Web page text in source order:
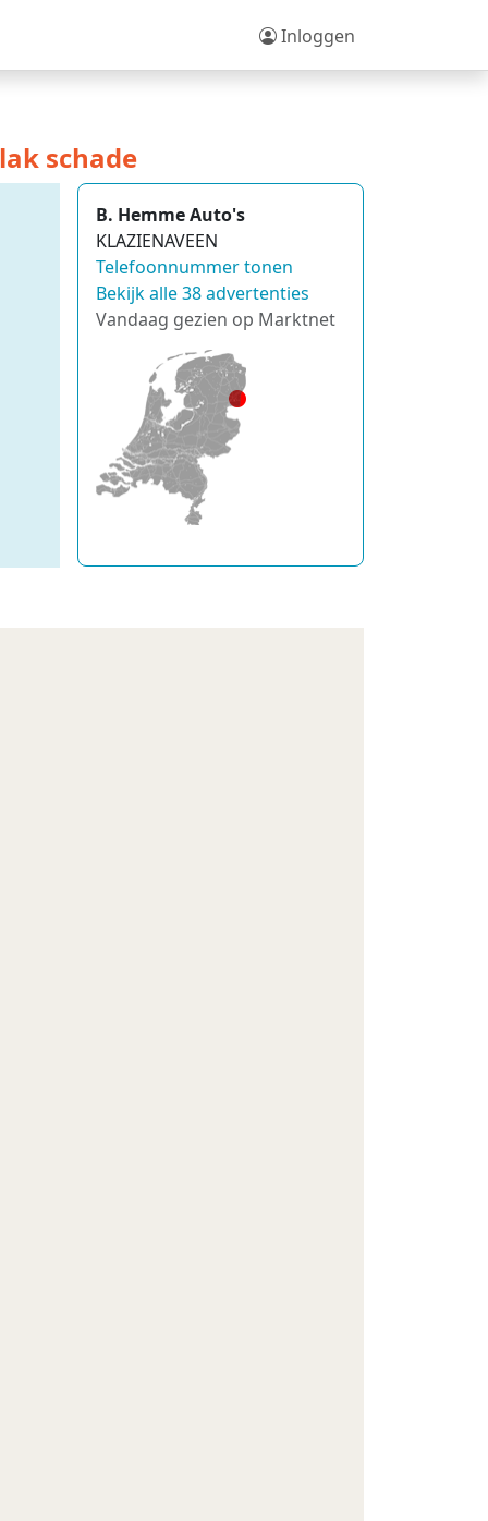
Inloggen
schade
B. Hemme Auto's
KLAZIENAVEEN
Telefoonnummer tonen
Bekijk alle 38 advertenties
Vandaag gezien op Marktnet